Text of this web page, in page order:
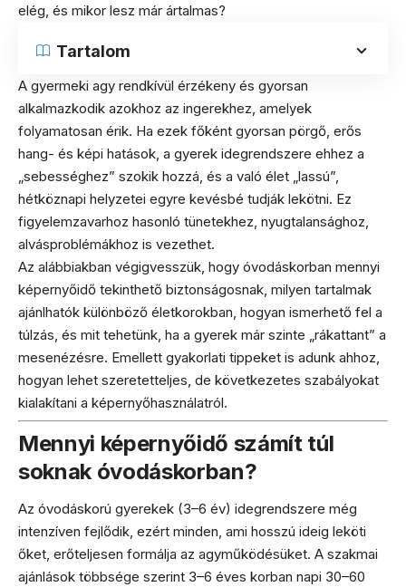
elég, és mikor lesz már ártalmas?
Tartalom
A gyermeki agy rendkívül érzékeny és gyorsan
alkalmazkodik azokhoz az ingerekhez, amelyek
folyamatosan érik. Ha ezek főként gyorsan pörgő, erős
hang- és képi hatások, a gyerek idegrendszere ehhez a
„sebességhez” szokik hozzá, és a való élet „lassú”,
hétköznapi helyzetei egyre kevésbé tudják lekötni. Ez
figyelemzavarhoz hasonló tünetekhez, nyugtalansághoz,
alvásproblémákhoz is vezethet.
Az alábbiakban végigvesszük, hogy óvodáskorban mennyi
képernyőidő tekinthető biztonságosnak, milyen tartalmak
ajánlhatók különböző életkorokban, hogyan ismerhető fel a
túlzás, és mit tehetünk, ha a gyerek már szinte „rákattant” a
mesenézésre. Emellett gyakorlati tippeket is adunk ahhoz,
hogyan lehet szeretetteljes, de következetes szabályokat
kialakítani a képernyőhasználatról.
Mennyi képernyőidő számít túl
soknak óvodáskorban?
Az óvodáskorú gyerekek (3–6 év) idegrendszere még
intenzíven fejlődik, ezért minden, ami hosszú ideig leköti
őket, erőteljesen formálja az agyműködésüket. A szakmai
ajánlások többsége szerint 3–6 éves korban napi 30–60